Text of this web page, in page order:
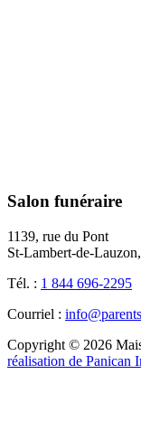
Salon funéraire
1139, rue du Pont
St-Lambert-de-
Tél. : 1 844 696-2295
Courriel :
Copyright © 2026
réalisation de Panican